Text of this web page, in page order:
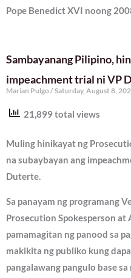
Pope Benedict XVI noong
Sambayanang Pilipino,
impeachment trial ni VP
Marian Pulgo Saturday, August 8,
21,899 total views
Muling hinikayat ng
na subaybayan ang
Duterte.
Sa panayam ng programang
Prosecution Spokesperson at
pamamagitan ng panood sa
makikita ng publiko kung
pangalawang pangulo base